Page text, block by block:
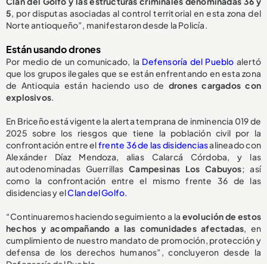
5 , por disputas asociadas al control territorial en esta zona del
Norte antioqueño”, manifestaron desde la Policía.
Están usando drones
Por medio de un comunicado, la Defensoría del Pueblo alertó
que los grupos ilegales que se están enfrentando en esta zona
de Antioquia están haciendo uso de drones cargados con
explosivos
En Briceño está vigente la alerta temprana de inminencia 019 de
2025 sobre los riesgos que tiene la población civil por la
confrontación entre elfrente 36 de las disidenciasalineado con
Alexánder Díaz Mendoza, alias Calarcá Córdoba, y las
autodenominadas GuerrillasCampesinas Los Cabuyos; así
como la confrontación entre el mismo frente 36 de las
disidencias y elClan del Golfo.
“Continuaremos haciendo seguimiento a la evolución de estos
hechos y acompañando a las comunidades afectadas, en
cumplimiento de nuestro mandato de promoción, protección y
defensa de los derechos humanos”, concluyeron desde la